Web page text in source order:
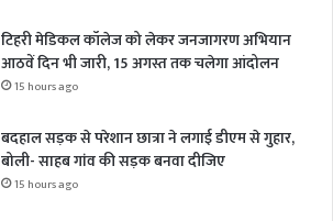
टिहरी मेडिकल कॉलेज को लेकर जनजागरण अभियान
आठवें दिन भी जारी, 15 अगस्त तक चलेगा आंदोलन
15 hours ago
बदहाल सड़क से परेशान छात्रा ने लगाई डीएम से गुहार,
बोली- साहब गांव की सड़क बनवा दीजिए
15 hours ago